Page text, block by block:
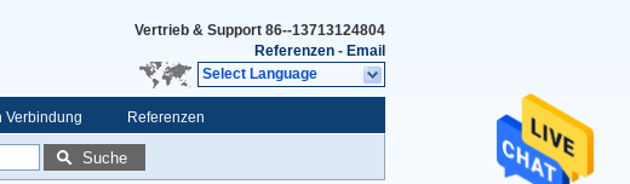
Vertrieb & Support 86--13713124804
Referenzen - Email
Select Language
Verbindung Referenzen
Suche